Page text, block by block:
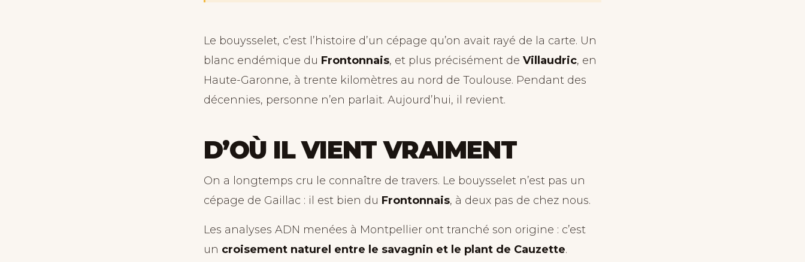
Le bouysselet, c’est l’histoire d’un cépage qu’on avait rayé de la carte. Un
blanc endémique du Frontonnais, et plus précisément de Villaudric, en
Haute-Garonne, à trente kilomètres au nord de Toulouse. Pendant des
décennies, personne n’en parlait. Aujourd’hui, il revient.
D’OÙ IL VIENT VRAIMENT
On a longtemps cru le connaître de travers. Le bouysselet n’est pas un
cépage de Gaillac : il est bien du Frontonnais, à deux pas de chez nous.
Les analyses ADN menées à Montpellier ont tranché son origine : c’est
un croisement naturel entre le savagnin et le plant de Cauzette.